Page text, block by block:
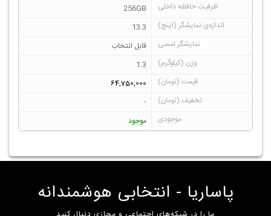
256GB
13.3
قابل انتخاب
1.3
64,750,000
-
موجود
پاساریا - انتخابی هوشمندانه